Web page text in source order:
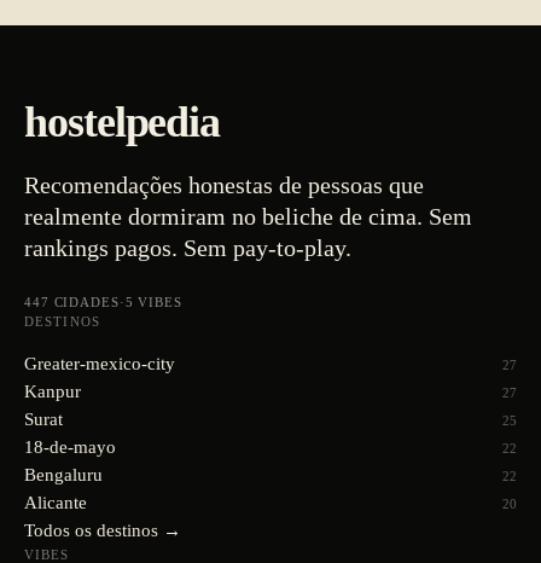
hostelpedia
Recomendações honestas de pessoas que
realmente dormiram no beliche de cima. Sem
rankings pagos. Sem pay-to-play.
447 CIDADES·5 VIBES
DESTINOS
Greater-mexico-city 27
Kanpur 27
Surat 25
18-de-mayo 22
Bengaluru 22
Alicante 20
Todos os destinos →
VIBES